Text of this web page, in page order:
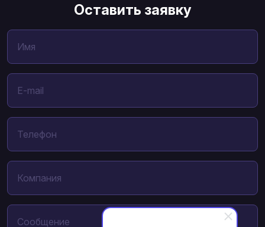
Оставить заявку